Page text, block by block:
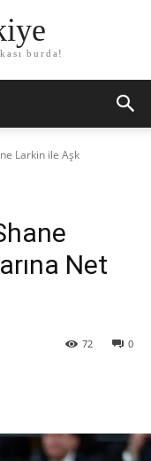
burda!
Larkin ile Aşk
Net
0
72